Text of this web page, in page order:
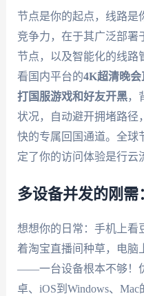
节点是你的起点，线路是
竞争力，在于其广泛部署
节点，以及智能化的线路
看国内平台的4K超清晚会
打国服游戏和好友开黑，
状况，自动避开拥堵路径
快的专属回国通道。全球
定了你的访问体验是行云
多设备并发的刚
想想你的日常：手机上看
着淘宝直播间种草，电脑
——一台设备根本不够！
卓、iOS到Windows、